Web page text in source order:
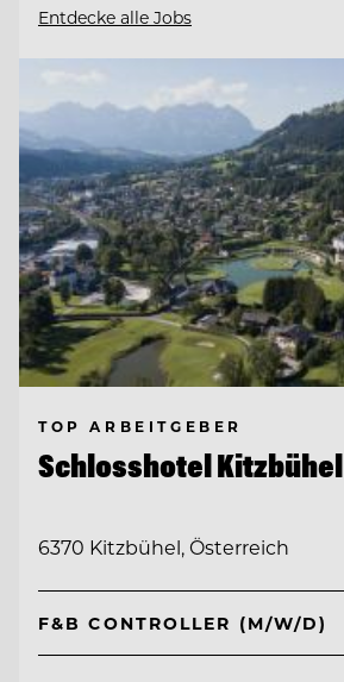
Entdecke alle Jobs
TOP ARBEITGEBER
Schlosshotel Kitzbühel
6370 Kitzbühel, Österreich
F&B CONTROLLER (M/W/D)